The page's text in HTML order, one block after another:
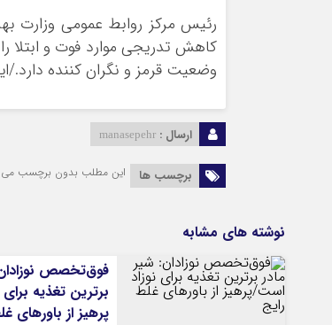
رئیس مرکز روابط عمومی وزارت
کاهش تدریجی موارد فوت و ابتلا
وضعیت قرمز و نگران کننده دارد./
ارسال : manasepehr
برچسب ها این مطلب بدون برچسب می
نوشته های مشابه
فوق‌تخصص
برترین تغذیه
پرهیز از باورهای